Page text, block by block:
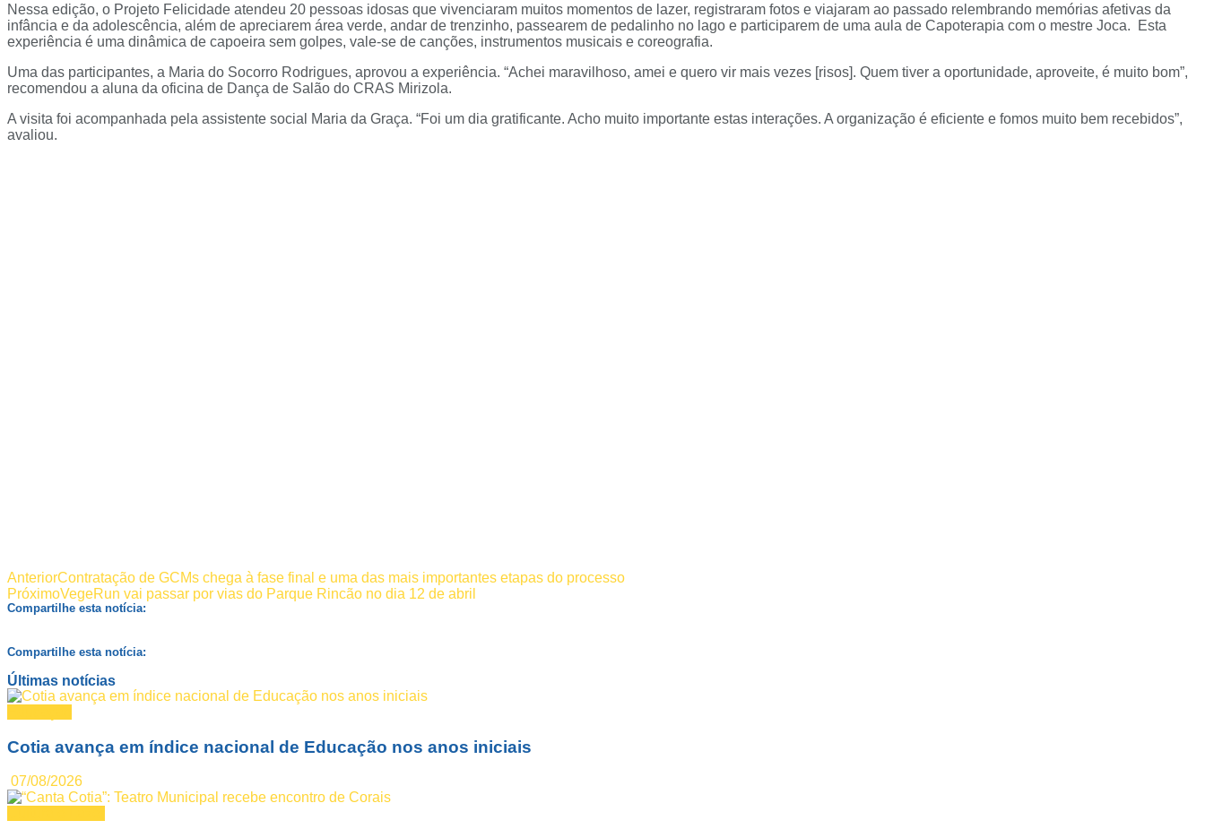
Nessa edição, o Projeto Felicidade atendeu 20 pessoas idosas que vivenciaram muitos momentos de lazer, registraram fotos e viajaram ao passado relembrando memórias afetivas da
infância e da adolescência, além de apreciarem área verde, andar de trenzinho, passearem de pedalinho no lago e participarem de uma aula de Capoterapia com o mestre Joca. Esta
experiência é uma dinâmica de capoeira sem golpes, vale-se de canções, instrumentos musicais e coreografia.
Uma das participantes, a Maria do Socorro Rodrigues, aprovou a experiência. “Achei maravilhoso, amei e quero vir mais vezes [risos]. Quem tiver a oportunidade, aproveite, é muito bom”,
recomendou a aluna da oficina de Dança de Salão do CRAS Mirizola.
A visita foi acompanhada pela assistente social Maria da Graça. “Foi um dia gratificante. Acho muito importante estas interações. A organização é eficiente e fomos muito bem recebidos”,
avaliou.
AnteriorContratação de GCMs chega à fase final e uma das mais importantes etapas do processo
PróximoVegeRun vai passar por vias do Parque Rincão no dia 12 de abril
Compartilhe esta notícia:
Compartilhe esta notícia:
Últimas notícias
Cotia avança em índice nacional de Educação nos anos iniciais
07/08/2026